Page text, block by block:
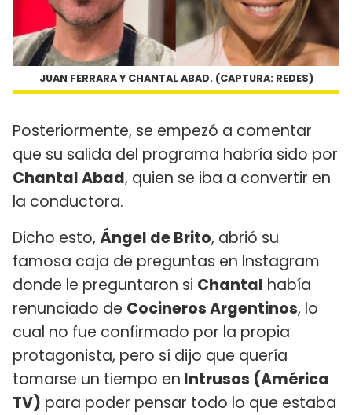
JUAN FERRARA Y CHANTAL ABAD. (CAPTURA: REDES)
Posteriormente, se empezó a comentar
que su salida del programa habría sido por
Chantal Abad, quien se iba a convertir en
la conductora.
Dicho esto, Ángel de Brito, abrió su
famosa caja de preguntas en Instagram
donde le preguntaron si Chantal había
renunciado de Cocineros Argentinos, lo
cual no fue confirmado por la propia
protagonista, pero sí dijo que quería
tomarse un tiempo en Intrusos (América
TV) para poder pensar todo lo que estaba